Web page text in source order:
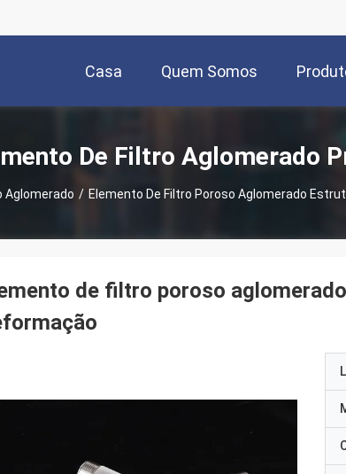
Casa Quem Somos
De Filtro Aglomerado
Aglomerado / Elemento De Filtro Poroso Aglomerado
de filtro poroso